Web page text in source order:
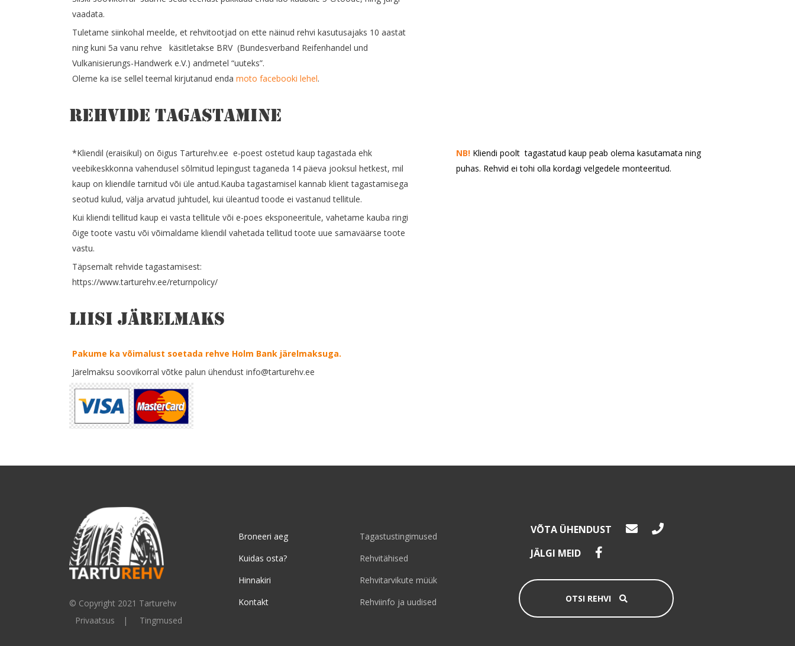
vaadata.
Tuletame siinkohal meelde, et rehvitootjad on ette näinud rehvi kasutusajaks 10 aastat
ning kuni 5a vanu rehve käsitletakse BRV (Bundesverband Reifenhandel und
Vulkanisierungs-Handwerk e.V.) andmetel “uuteks”.
Oleme ka ise sellel teemal kirjutanud enda moto facebooki lehel.
Rehvide tagastamine
*Kliendil (eraisikul) on õigus Tarturehv.ee e-poest ostetud kaup tagastada ehk
veebikeskkonna vahendusel sõlmitud lepingust taganeda 14 päeva jooksul hetkest, mil
kaup on kliendile tarnitud või üle antud.Kauba tagastamisel kannab klient tagastamisega
seotud kulud, välja arvatud juhtudel, kui üleantud toode ei vastanud tellitule.
Kui kliendi tellitud kaup ei vasta tellitule või e-poes eksponeeritule, vahetame kauba ringi
õige toote vastu või võimaldame kliendil vahetada tellitud toote uue samaväärse toote
vastu.
Täpsemalt rehvide tagastamisest:
https://www.tarturehv.ee/returnpolicy/
NB! Kliendi poolt tagastatud kaup peab olema kasutamata ning
puhas. Rehvid ei tohi olla kordagi velgedele monteeritud.
Liisi järelmaks
Pakume ka võimalust soetada rehve Holm Bank järelmaksuga.
Järelmaksu soovikorral võtke palun ühendust info@tarturehv.ee
© Copyright 2021 Tarturehv
Privaatsus
Tingmused
Broneeri aeg
Kuidas osta?
Hinnakiri
Kontakt
Tagastustingimused
Rehvitähised
Rehvitarvikute müük
Rehviinfo ja uudised
VÕTA ÜHENDUST
JÄLGI MEID
OTSI REHVI